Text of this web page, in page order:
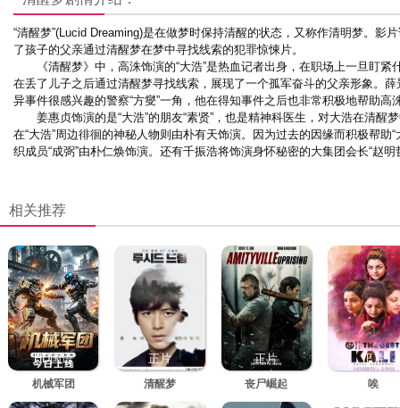
“清醒梦”(Lucid Dreaming)是在做梦时保持清醒的状态，又称作清明梦。影
了孩子的父亲通过清醒梦在梦中寻找线索的犯罪惊悚片。
《清醒梦》中，高洙饰演的“大浩”是热血记者出身，在职场上一旦盯紧
在丢了儿子之后通过清醒梦寻找线索，展现了一个孤军奋斗的父亲形象。
异事件很感兴趣的警察“方燮”一角，他在得知事件之后也非常积极地帮助高
姜惠贞饰演的是“大浩”的朋友“素贤”，也是精神科医生，对大浩在清醒
在“大浩”周边徘徊的神秘人物则由朴有天饰演。因为过去的因缘而积极帮助“
织成员“成弼”由朴仁焕饰演。还有千振浩将饰演身怀秘密的大集团会长“赵明
相关推荐
HD国语
机械军团
正片
清醒梦
正片
丧尸崛起
正片
唉